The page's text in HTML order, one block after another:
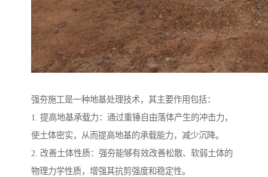
强夯施工是一种地基处理技术，其主要作用包括：
1. 提高地基承载力：通过重锤自由落体产生的冲击力，
使土体密实，从而提高地基的承载能力，减少沉降。
2. 改善土体性质：强夯能够有效改善松散、软弱土体的
物理力学性质，增强其抗剪强度和稳定性。